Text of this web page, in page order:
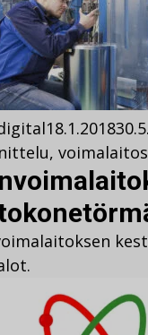
18.1.2018
, voimalaitos